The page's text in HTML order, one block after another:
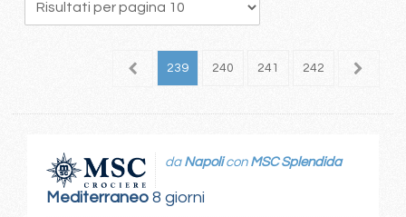
238 239 240 241 242 243
Mediterraneo8 giorni
da Napolicon MSC Splendida